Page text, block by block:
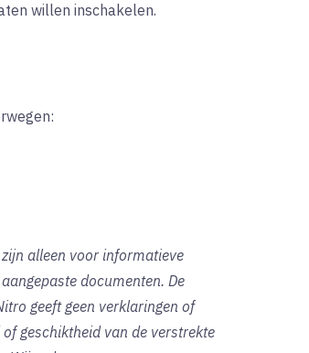
willen inschakelen.
alleen voor informatieve
documenten. De
geeft geen verklaringen of
geschiktheid van de verstrekte